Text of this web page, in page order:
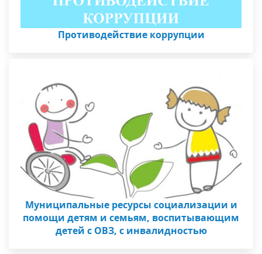
Противодействие коррупции
Муниципальные ресурсы социализации и
помощи детям и семьям, воспитывающим
детей с ОВЗ, с инвалидностью